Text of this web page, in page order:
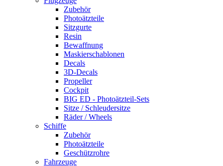
Zubehör
Photoätzteile
Sitzgurte
Resin
Bewaffnung
Maskierschablonen
Decals
3D-Decals
Propeller
Cockpit
BIG ED - Photoätzteil-Sets
Sitze / Schleudersitze
Räder / Wheels
Schiffe
Zubehör
Photoätzteile
Geschützrohre
Fahrzeuge